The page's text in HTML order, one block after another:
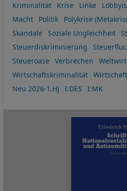
Kriminalität
Krise Linke
Macht
Politik Polykrise
Skandale
Soziale Ungleichheit
Steuerdiskriminierung
Steueroase
Verbrechen
Wirtschaftskriminalität
Neu 2026-1.HJ
I:DES I:MK